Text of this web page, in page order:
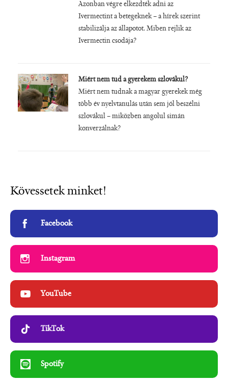
Azonban végre elkezdték adni az
Ivermectint a betegeknek – a hírek szerint
stabilizálja az állapotot. Miben rejlik az
Ivermectin csodája?
Miért nem tud a gyerekem szlovákul?
Miért nem tudnak a magyar gyerekek még
több év nyelvtanulás után sem jól beszélni
szlovákul – miközben angolul simán
konverzálnak?
Kövessetek minket!
Facebook
Instagram
YouTube
TikTok
Spotify